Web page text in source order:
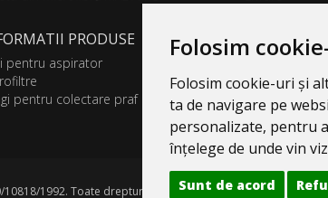
Folosim
Folosim cookie-uri și
ta de navigare pe
personalizate, pentru
înțelege de unde vin
Sunt de acord
PRODUSE
pentru aspirator
pentru colectare praf
10818/1992. Toate drepturile rezervate.